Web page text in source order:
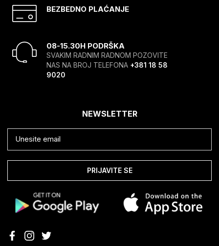
BEZBEDNO PLAĆANJE
08-15.30H PODRŠKA
SVAKIM RADNIM RADNOM POZOVITE
NAS NA BROJ TELEFONA +381 18 58
9020
NEWSLETTER
PRIJAVITE SE